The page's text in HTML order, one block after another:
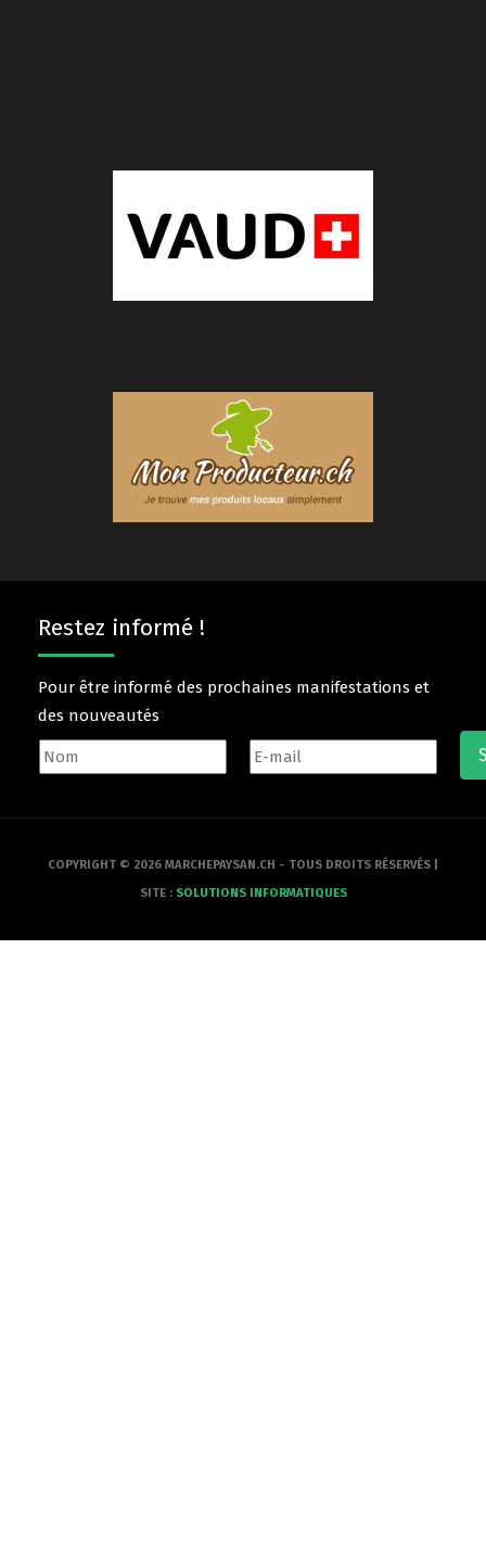
Restez informé !
Pour être informé des prochaines manifestations et
des nouveautés
COPYRIGHT © 2026 MARCHEPAYSAN.CH - TOUS DROITS RÉSERVÉS |
SITE : SOLUTIONS INFORMATIQUES